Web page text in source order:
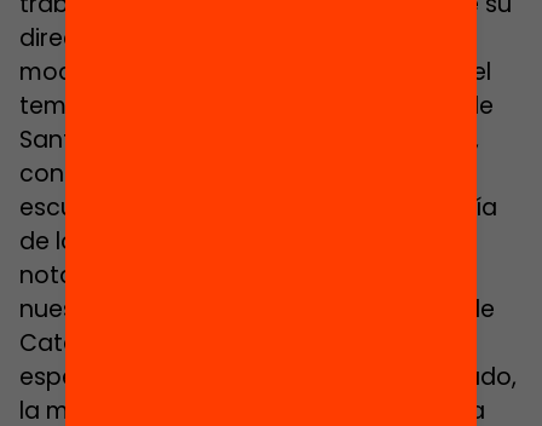
directora, Isabel Santiago. De todos
modos, hay que romper tópicos sobre el
tema del rendimiento académico: desde
Santa Coloma, la directora Montse Ruiz,
con treinta años de experiencia en la
escuela, explica que “la inmensa mayoría
de los alumnos salen adelante”, que “la
nota media en las pruebas de sexto de
nuestra escuela está casi en la media de
Cataluña” y que ―y eso lo dice
especialmente orgullosa― “el año pasado,
la mejor alumna de las pruebas de toda